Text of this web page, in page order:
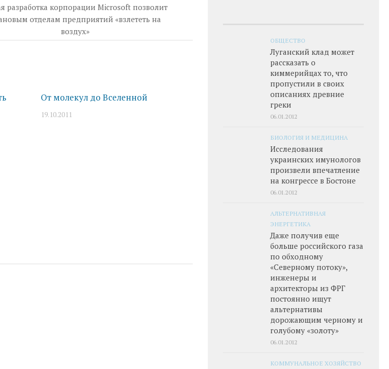
разработка корпорации Microsoft позволит
отделам предприятий «взлететь на
воздух»
От молекул до Вселенной
19.10.2011
ОБЩЕСТВО
Луганский клад может
рассказать о
киммерийцах то, что
пропустили в своих
описаниях древние
греки
06.01.2012
БИОЛОГИЯ И МЕДИЦИНА
Исследования
украинских имунологов
произвели впечатление
на конгрессе в Бостоне
06.01.2012
АЛЬТЕРНАТИВНАЯ
ЭНЕРГЕТИКА
Даже получив еще
больше российского газа
по обходному
«Северному потоку»,
инженеры и
архитекторы из ФРГ
постоянно ищут
альтернативы
дорожающим черному и
голубому «золоту»
06.01.2012
КОММУНАЛЬНОЕ ХОЗЯЙСТВО